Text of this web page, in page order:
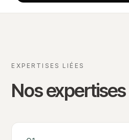
EXPERTISES LIÉES
Nos expertises